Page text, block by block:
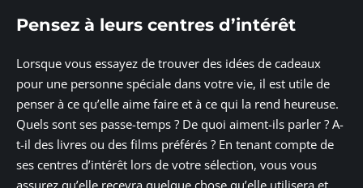
Pensez à leurs centres d’intérêt
Lorsque vous essayez de trouver des idées de cadeaux
pour une personne spéciale dans votre vie, il est utile de
penser à ce qu’elle aime faire et à ce qui la rend heureuse.
Quels sont ses passe-temps ? De quoi aiment-ils parler ? A-
t-il des livres ou des films préférés ? En tenant compte de
ses centres d’intérêt lors de votre sélection, vous vous